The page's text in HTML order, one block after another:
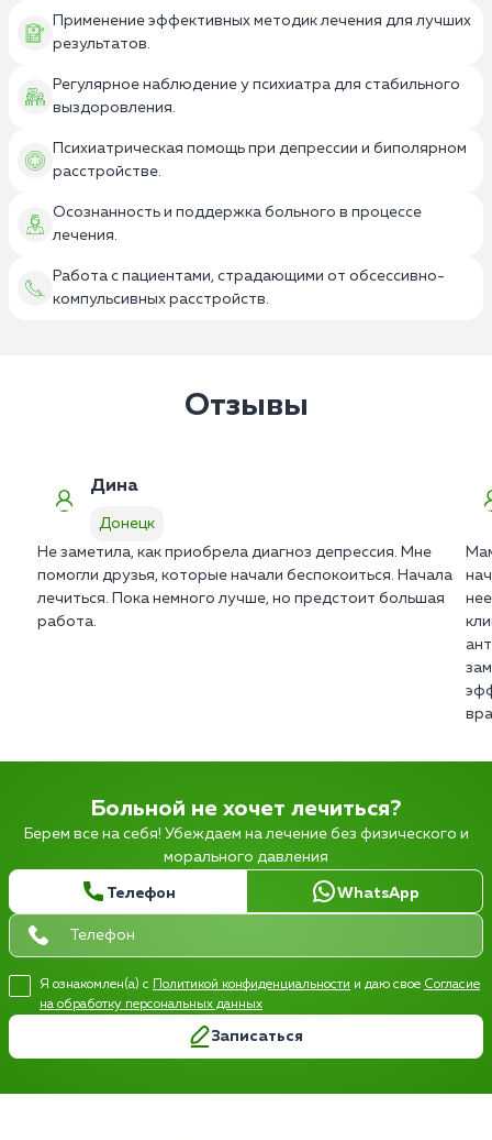
Применение эффективных методик лечения для лучших
результатов.
Регулярное наблюдение у психиатра для стабильного
выздоровления.
Психиатрическая помощь при депрессии и биполярном
расстройстве.
Осознанность и поддержка больного в процессе
лечения.
Работа с пациентами, страдающими от обсессивно-
компульсивных расстройств.
Отзывы
Дина
Донецк
Не заметила, как приобрела диагноз депрессия. Мне
помогли друзья, которые начали беспокоиться. Начала
лечиться. Пока немного лучше, но предстоит большая
работа.
Больной не хочет лечиться?
Берем все на себя! Убеждаем на лечение без физического и
морального давления
Телефон WhatsApp
Я ознакомлен(а) с Политикой конфиденциальности и даю свое Согласие
на обработку персональных данных
Записаться